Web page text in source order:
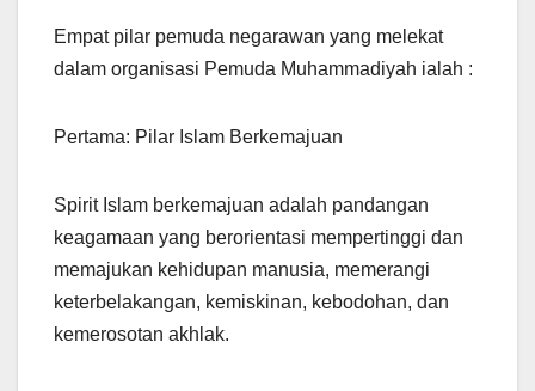
Empat pilar pemuda negarawan yang melekat
dalam organisasi Pemuda Muhammadiyah ialah :
Pertama: Pilar Islam Berkemajuan
Spirit Islam berkemajuan adalah pandangan
keagamaan yang berorientasi mempertinggi dan
memajukan kehidupan manusia, memerangi
keterbelakangan, kemiskinan, kebodohan, dan
kemerosotan akhlak.